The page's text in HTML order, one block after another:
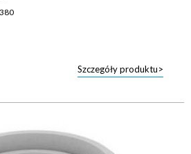
Szczegóły produktu>